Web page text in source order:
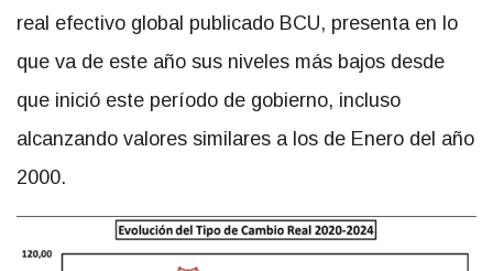
real efectivo global publicado BCU, presenta en lo
que va de este año sus niveles más bajos desde
que inició este período de gobierno, incluso
alcanzando valores similares a los de Enero del año
2000.